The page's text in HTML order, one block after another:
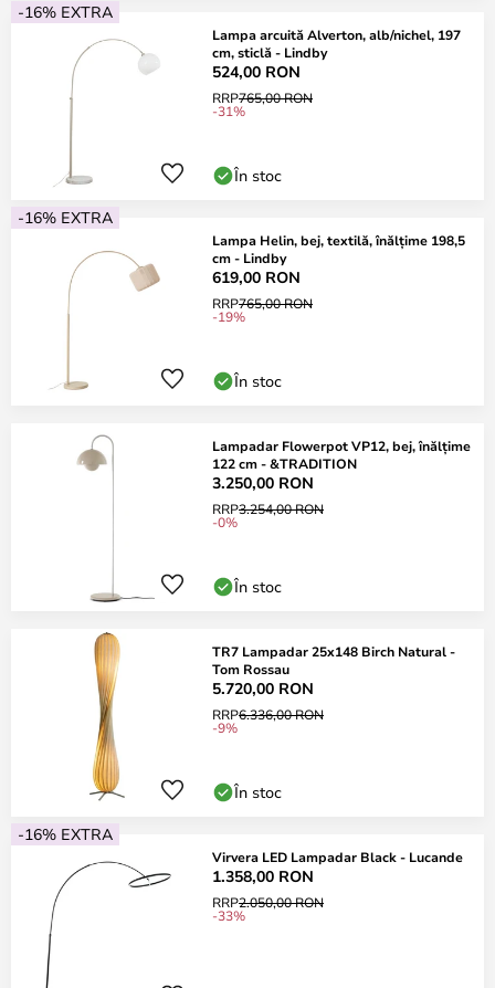
-16% EXTRA
Lampa arcuită Alverton, alb/nichel, 197
cm, sticlă - Lindby
524,00 RON
RRP765,00 RON
-31%
În stoc
-16% EXTRA
Lampa Helin, bej, textilă, înălțime 198,5
cm - Lindby
619,00 RON
RRP765,00 RON
-19%
În stoc
Lampadar Flowerpot VP12, bej, înălțime
122 cm - &TRADITION
3.250,00 RON
RRP3.254,00 RON
-0%
În stoc
TR7 Lampadar 25x148 Birch Natural -
Tom Rossau
5.720,00 RON
RRP6.336,00 RON
-9%
În stoc
-16% EXTRA
Virvera LED Lampadar Black - Lucande
1.358,00 RON
RRP2.050,00 RON
-33%